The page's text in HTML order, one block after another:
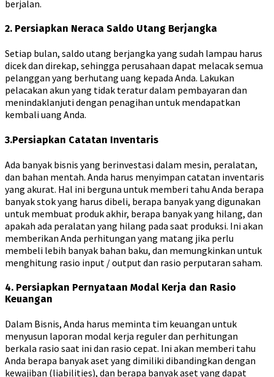
berjalan.
2. Persiapkan Neraca Saldo Utang Berjangka
Setiap bulan, saldo utang berjangka yang sudah lampau harus
dicek dan direkap, sehingga perusahaan dapat melacak semua
pelanggan yang berhutang uang kepada Anda. Lakukan
pelacakan akun yang tidak teratur dalam pembayaran dan
menindaklanjuti dengan penagihan untuk mendapatkan
kembali uang Anda.
3.Persiapkan Catatan Inventaris
Ada banyak bisnis yang berinvestasi dalam mesin, peralatan,
dan bahan mentah. Anda harus menyimpan catatan inventaris
yang akurat. Hal ini berguna untuk memberi tahu Anda berapa
banyak stok yang harus dibeli, berapa banyak yang digunakan
untuk membuat produk akhir, berapa banyak yang hilang, dan
apakah ada peralatan yang hilang pada saat produksi. Ini akan
memberikan Anda perhitungan yang matang jika perlu
membeli lebih banyak bahan baku, dan memungkinkan untuk
menghitung rasio input / output dan rasio perputaran saham.
4. Persiapkan Pernyataan Modal Kerja dan Rasio
Keuangan
Dalam Bisnis, Anda harus meminta tim keuangan untuk
menyusun laporan modal kerja reguler dan perhitungan
berkala rasio saat ini dan rasio cepat. Ini akan memberi tahu
Anda berapa banyak aset yang dimiliki dibandingkan dengan
kewajiban (liabilities), dan berapa banyak aset yang dapat